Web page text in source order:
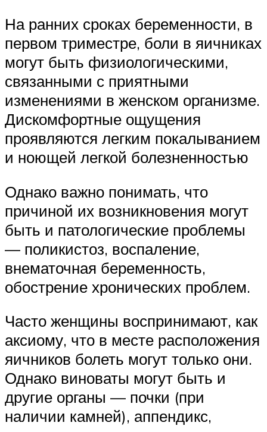
На ранних сроках беременности, в
первом триместре, боли в яичниках
могут быть физиологическими,
связанными с приятными
изменениями в женском организме.
Дискомфортные ощущения
проявляются легким покалыванием
и ноющей легкой болезненностью
Однако важно понимать, что
причиной их возникновения могут
быть и патологические проблемы
— поликистоз, воспаление,
внематочная беременность,
обострение хронических проблем.
Часто женщины воспринимают, как
аксиому, что в месте расположения
яичников болеть могут только они.
Однако виноваты могут быть и
другие органы — почки (при
наличии камней), аппендикс,